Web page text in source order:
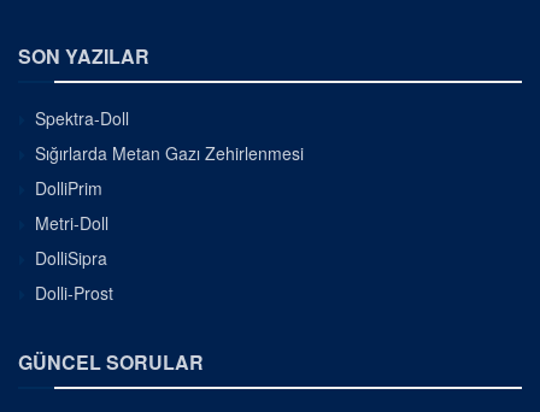
SON YAZILAR
Spektra-Doll
Sığırlarda Metan Gazı Zehirlenmesi
DolliPrim
Metri-Doll
DolliSipra
Dolli-Prost
GÜNCEL SORULAR